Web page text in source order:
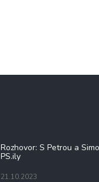
Rozhovor: S Petrou a
PS.ily
21.10.2023